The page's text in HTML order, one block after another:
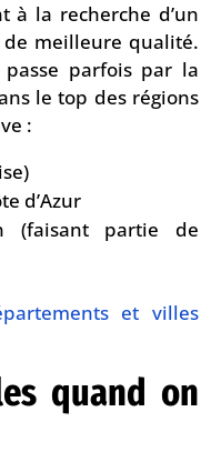
à la recherche d’un
meilleure qualité.
passe parfois par la
le top des régions
:
d’Azur
(faisant partie de
et villes
quand on